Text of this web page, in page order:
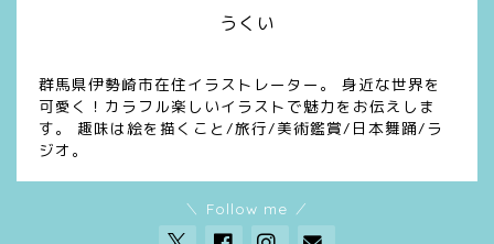
うくい
群馬県伊勢崎市在住イラストレーター。 身近な世界を
可愛く！カラフル楽しいイラストで魅力をお伝えしま
す。 趣味は絵を描くこと/旅行/美術鑑賞/日本舞踊/ラ
ジオ。
＼ Follow me ／